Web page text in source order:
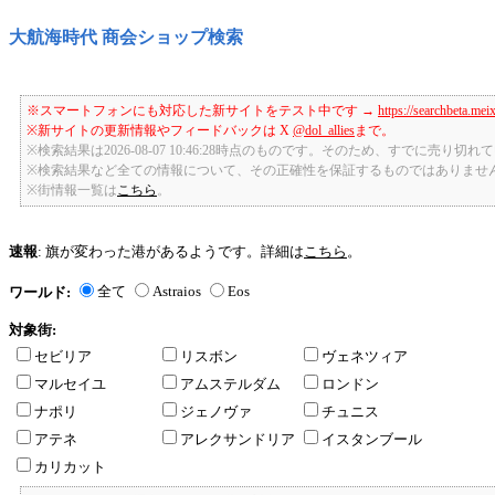
大航海時代 商会ショップ検索
※スマートフォンにも対応した新サイトをテスト中です → https://
※新サイトの更新情報やフィードバックは X @dol_alliesまで。
※検索結果は2026-08-07 10:46:28時点のものです。そのため、すでに売り切れ
※検索結果など全ての情報について、その正確性を保証するものではありませ
※街情報一覧は こちら
速報: 旗が変わった港があるようです。詳細は こちら 。
ワールド: 全て Astraios Eos
対象街:
セビリア
リスボン
ヴェネツィア
マルセイユ
アムステルダム
ロンドン
ナポリ
ジェノヴァ
チュニス
アテネ
アレクサンドリア
イスタンブール
カリカット